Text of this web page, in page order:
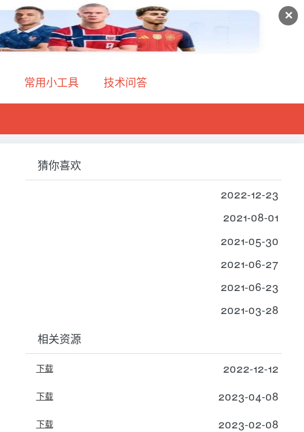
✕
常用小工具 技术问答
猜你喜欢
2022-12-23
2021-08-01
2021-05-30
2021-06-27
2021-06-23
2021-03-28
相关资源
下载 2022-12-12
下载 2023-04-08
下载 2023-02-08